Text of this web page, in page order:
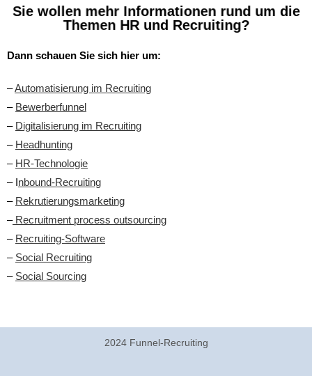
Sie wollen mehr Informationen rund um die
Themen HR und Recruiting?
Dann schauen Sie sich hier um:
–Automatisierung im Recruiting
– Bewerberfunnel
– Digitalisierung im Recruiting
– Headhunting
– HR-Technologie
– Inbound-Recruiting
– Rekrutierungsmarketing
–Recruitment process outsourcing
– Recruiting-Software
– Social Recruiting
– Social Sourcing
2024 Funnel-Recruiting